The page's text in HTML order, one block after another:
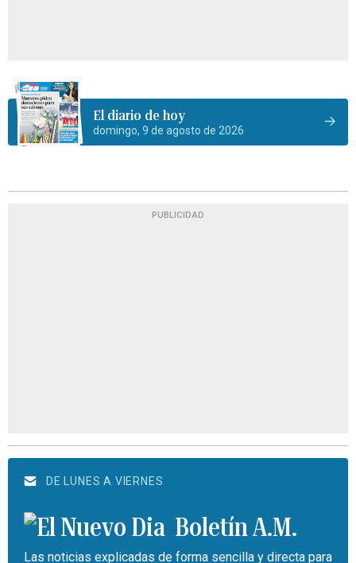
El diario de hoy
domingo, 9 de agosto de 2026
PUBLICIDAD
DE LUNES A VIERNES
Boletín A.M.
Las noticias explicadas de forma sencilla y directa para